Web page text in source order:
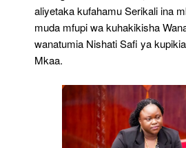
aliyetaka kufahamu Serikali ina
muda mfupi wa kuhakikisha
wanatumia Nishati Safi ya
Mkaa.